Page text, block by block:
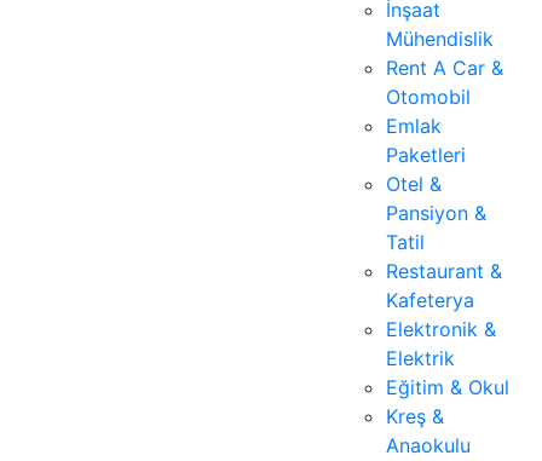
İnşaat
Mühendislik
Rent A Car &
Otomobil
Emlak
Paketleri
Otel &
Pansiyon &
Tatil
Restaurant &
Kafeterya
Elektronik &
Elektrik
Eğitim & Okul
Kreş &
Anaokulu